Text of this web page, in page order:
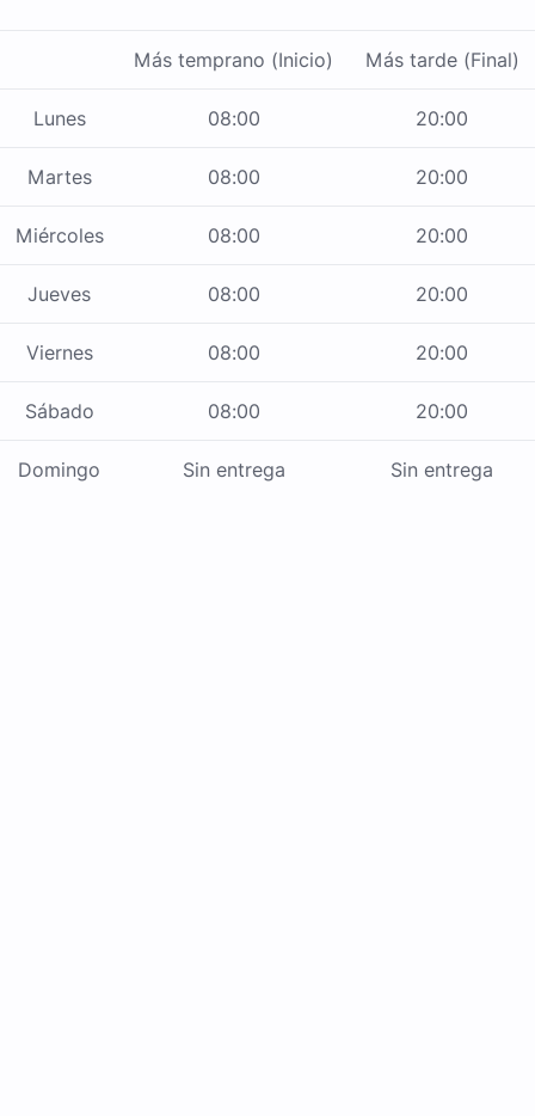
Más temprano (Inicio) Más tarde (Final)
Lunes 08:00 20:00
Martes 08:00 20:00
Miércoles 08:00 20:00
Jueves 08:00 20:00
Viernes 08:00 20:00
Sábado 08:00 20:00
Domingo Sin entrega Sin entrega